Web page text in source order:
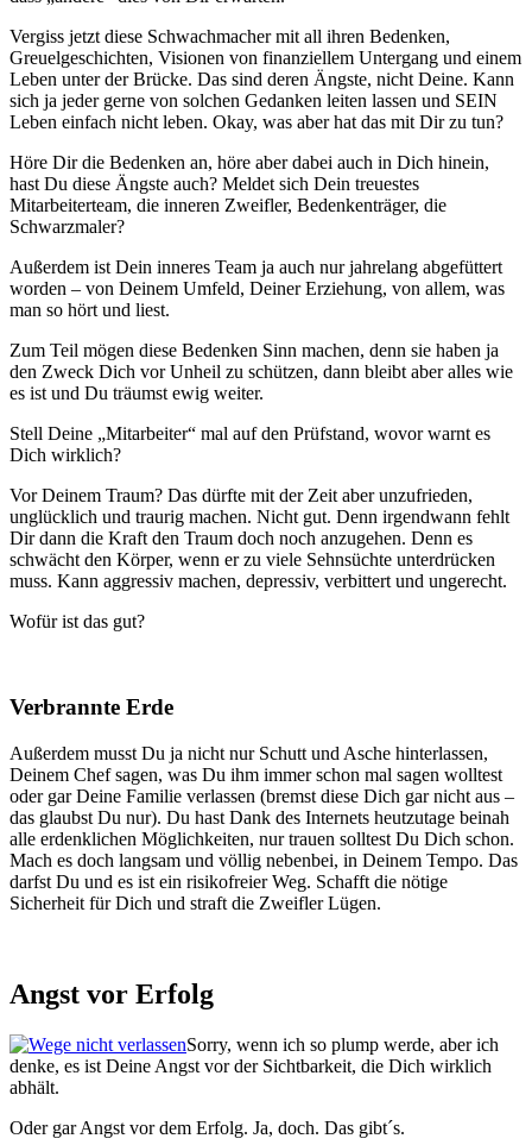
Vergiss jetzt diese Schwachmacher mit all ihren Bedenken,
Greuelgeschichten, Visionen von finanziellem Untergang und einem
Leben unter der Brücke. Das sind deren Ängste, nicht Deine. Kann
sich ja jeder gerne von solchen Gedanken leiten lassen und SEIN
Leben einfach nicht leben. Okay, was aber hat das mit Dir zu tun?
Höre Dir die Bedenken an, höre aber dabei auch in Dich hinein,
hast Du diese Ängste auch? Meldet sich Dein treuestes
Mitarbeiterteam, die inneren Zweifler, Bedenkenträger, die
Schwarzmaler?
Außerdem ist Dein inneres Team ja auch nur jahrelang abgefüttert
worden – von Deinem Umfeld, Deiner Erziehung, von allem, was
man so hört und liest.
Zum Teil mögen diese Bedenken Sinn machen, denn sie haben ja
den Zweck Dich vor Unheil zu schützen, dann bleibt aber alles wie
es ist und Du träumst ewig weiter.
Stell Deine „Mitarbeiter“ mal auf den Prüfstand, wovor warnt es
Dich wirklich?
Vor Deinem Traum? Das dürfte mit der Zeit aber unzufrieden,
unglücklich und traurig machen. Nicht gut. Denn irgendwann fehlt
Dir dann die Kraft den Traum doch noch anzugehen. Denn es
schwächt den Körper, wenn er zu viele Sehnsüchte unterdrücken
muss. Kann aggressiv machen, depressiv, verbittert und ungerecht.
Wofür ist das gut?
Verbrannte Erde
Außerdem musst Du ja nicht nur Schutt und Asche hinterlassen,
Deinem Chef sagen, was Du ihm immer schon mal sagen wolltest
oder gar Deine Familie verlassen (bremst diese Dich gar nicht aus –
das glaubst Du nur). Du hast Dank des Internets heutzutage beinah
alle erdenklichen Möglichkeiten, nur trauen solltest Du Dich schon.
Mach es doch langsam und völlig nebenbei, in Deinem Tempo. Das
darfst Du und es ist ein risikofreier Weg. Schafft die nötige
Sicherheit für Dich und straft die Zweifler Lügen.
Angst vor Erfolg
Sorry, wenn ich so plump werde, aber ich
denke, es ist Deine Angst vor der Sichtbarkeit, die Dich wirklich
abhält.
Oder gar Angst vor dem Erfolg. Ja, doch. Das gibt´s.